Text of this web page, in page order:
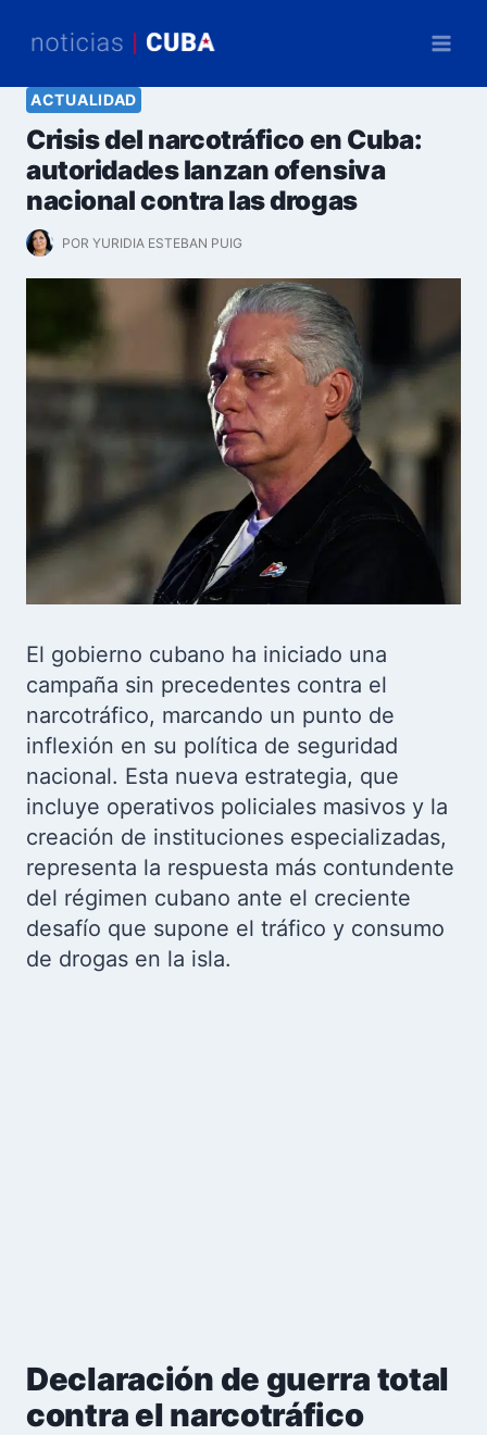
ACTUALIDAD
Crisis del narcotráfico en Cuba:
autoridades lanzan ofensiva
nacional contra las drogas
POR YURIDIA ESTEBAN PUIG
El gobierno cubano ha iniciado una
campaña sin precedentes contra el
narcotráfico, marcando un punto de
inflexión en su política de seguridad
nacional. Esta nueva estrategia, que
incluye operativos policiales masivos y la
creación de instituciones especializadas,
representa la respuesta más contundente
del régimen cubano ante el creciente
desafío que supone el tráfico y consumo
de drogas en la isla.
Declaración de guerra total
contra el narcotráfico